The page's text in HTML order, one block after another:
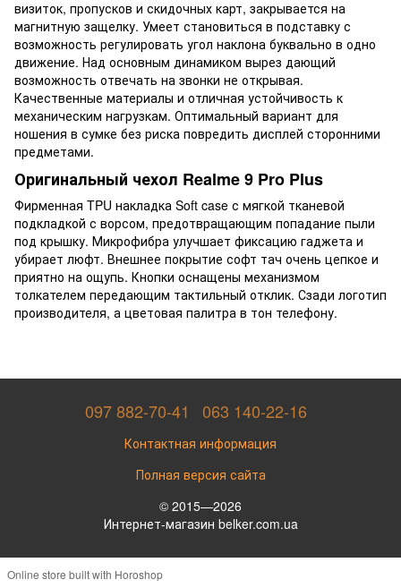
визиток, пропусков и скидочных карт, закрывается на
магнитную защелку. Умеет становиться в подставку с
возможность регулировать угол наклона буквально в одно
движение. Над основным динамиком вырез дающий
возможность отвечать на звонки не открывая.
Качественные материалы и отличная устойчивость к
механическим нагрузкам. Оптимальный вариант для
ношения в сумке без риска повредить дисплей сторонними
предметами.
Оригинальный чехол Realme 9 Pro Plus
Фирменная TPU накладка Soft case с мягкой тканевой
подкладкой с ворсом, предотвращающим попадание пыли
под крышку. Микрофибра улучшает фиксацию гаджета и
убирает люфт. Внешнее покрытие софт тач очень цепкое и
приятно на ощупь. Кнопки оснащены механизмом
толкателем передающим тактильный отклик. Сзади логотип
производителя, а цветовая палитра в тон телефону.
097 882-70-41 063 140-22-16
Контактная информация
Полная версия сайта
© 2015—2026
Интернет-магазин belker.com.ua
Online store built with Horoshop